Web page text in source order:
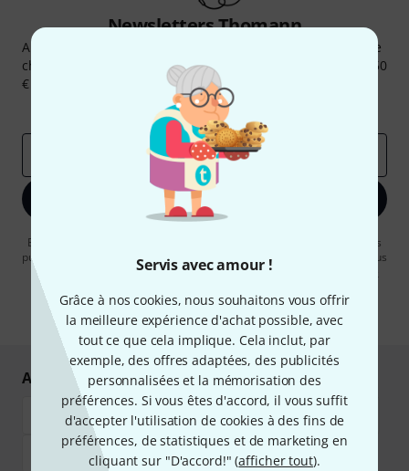
Servis avec amour !
Grâce à nos cookies, nous souhaitons vous offrir
la meilleure expérience d'achat possible, avec
tout ce que cela implique. Cela inclut, par
exemple, des offres adaptées, des publicités
personnalisées et la mémorisation des
préférences. Si vous êtes d'accord, il vous suffit
d'accepter l'utilisation de cookies à des fins de
préférences, de statistiques et de marketing en
cliquant sur "D'accord!" (afficher tout).
Newsletters Thomann
Abonnez-vous à la newsletter Thomann et, avec un peu de
chance, gagnez l'un des 50 bons d'achat d'une valeur de 50
€ chacun!
Articles inspirants
Deals
S'inscrire maintenant
En cliquant sur "S'inscrire maintenant", vous acceptez de recevoir des
publicités par e-mail. La désinscription est possible à tout moment. Vous
pouvez trouver plus d'informations à ce sujet dans notre
* Requis
Achetez et payez en toute sécurité